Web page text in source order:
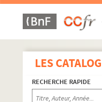
LES
RECHERCHE RAPIDE